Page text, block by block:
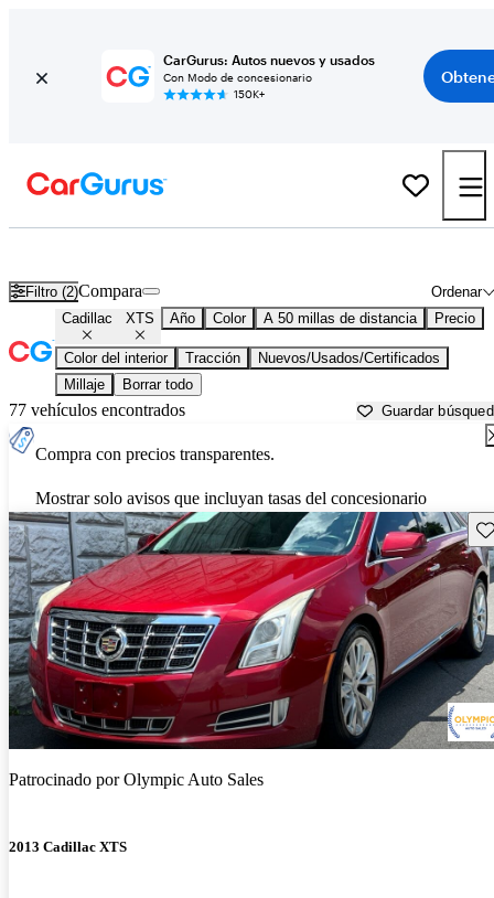
CarGurus: Autos nuevos y usados
Con Modo de concesionario
150K+
Filtro (2) Ordenar
Compara
Cadillac XTS Año Color A 50 millas de distancia Precio
Color del interior Tracción
Nuevos/Usados/Certificados
Millaje
Borrar todo
77 vehículos encontrados Guardar
Compra con precios transparentes.
Mostrar solo avisos que incluyan tasas del concesionario
Patrocinado porOlympic Auto Sales
2013 Cadillac XTS